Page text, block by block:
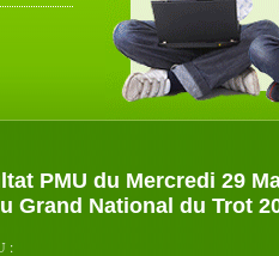
PMU du Mercredi 29
Grand National du Trot
: